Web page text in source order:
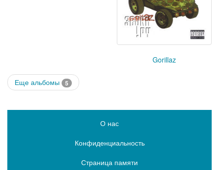
Gorillaz
Еще альбомы 5
О нас
Конфиденциальность
Страница памяти